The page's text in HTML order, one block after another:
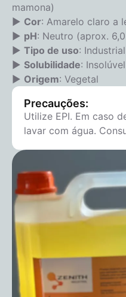
mamona)
▶ Cor: Amarelo claro a
▶ pH: Neutro (aprox. 6,0
▶ Tipo de uso:
▶ Solubilidade:
▶ Origem: Vegetal
Precauções:
Utilize EPI. Em caso
lavar com água.